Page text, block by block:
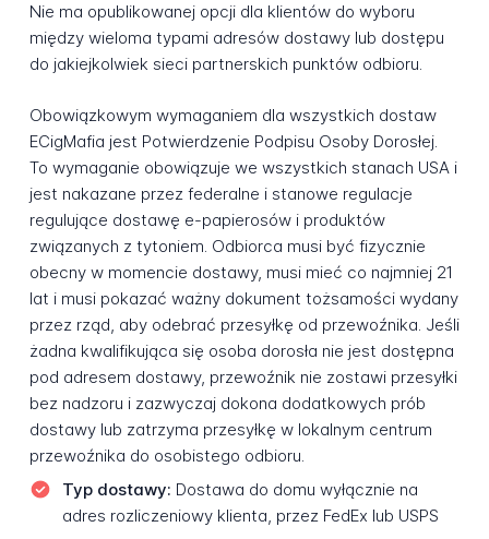
Nie ma opublikowanej opcji dla klientów do wyboru
między wieloma typami adresów dostawy lub dostępu
do jakiejkolwiek sieci partnerskich punktów odbioru.
Obowiązkowym wymaganiem dla wszystkich dostaw
ECigMafia jest Potwierdzenie Podpisu Osoby Dorosłej.
To wymaganie obowiązuje we wszystkich stanach USA i
jest nakazane przez federalne i stanowe regulacje
regulujące dostawę e-papierosów i produktów
związanych z tytoniem. Odbiorca musi być fizycznie
obecny w momencie dostawy, musi mieć co najmniej 21
lat i musi pokazać ważny dokument tożsamości wydany
przez rząd, aby odebrać przesyłkę od przewoźnika. Jeśli
żadna kwalifikująca się osoba dorosła nie jest dostępna
pod adresem dostawy, przewoźnik nie zostawi przesyłki
bez nadzoru i zazwyczaj dokona dodatkowych prób
dostawy lub zatrzyma przesyłkę w lokalnym centrum
przewoźnika do osobistego odbioru.
Typ dostawy: Dostawa do domu wyłącznie na
adres rozliczeniowy klienta, przez FedEx lub USPS